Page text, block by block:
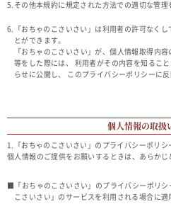
5.その他本規約に規定された方法での適切な管理
6.「おちゃのこさいさい」は利用者の許可なく
とができます。
「おちゃのこさいさい」が、個人情報取得内
等をした際には、 利用者がその内容を知るこ
らせに公開し、 このプライバシーポリシーに
個人情報の取扱
1.「おちゃのこさいさい」のプライバシーポリ
個人情報のご提供をお願いするときは、あらかじ
■「おちゃのこさいさい」のプライバシーポリ
こさいさい」のサービスを利用される場合に適